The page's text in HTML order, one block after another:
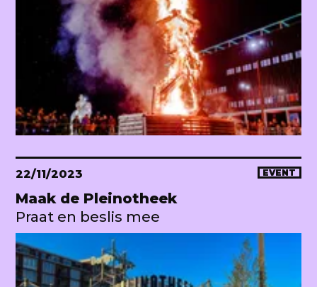
22/11/2023 EVENT
Maak de Pleinotheek
Praat en beslis mee